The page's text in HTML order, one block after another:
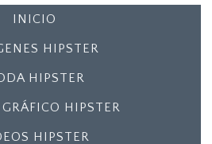
INICIO
HIPSTER
HIPSTER
HIPSTER
HIPSTER